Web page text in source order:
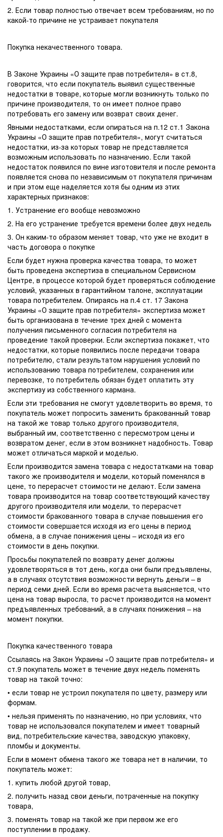
2. Если товар полностью отвечает всем требованиям, но по
какой-то причине не устраивает покупателя
Покупка некачественного товара.
В Законе Украины «О защите прав потребителя» в ст.8,
говорится, что если покупатель выявил существенные
недостатки в товаре, которые могли возникнуть только по
причине производителя, то он имеет полное право
потребовать его замену или возврат своих денег.
Явными недостатками, если опираться на п.12 ст.1 Закона
Украины «О защите прав потребителя», могут считаться
недостатки, из-за которых товар не представляется
возможным использовать по назначению. Если такой
недостаток появился по вине изготовителя и после ремонта
появляется снова по независимым от покупателя причинам
и при этом еще наделяется хотя бы одним из этих
характерных признаков:
1. Устранение его вообще невозможно
2. На его устранение требуется времени более двух недель
3. Он каким-то образом меняет товар, что уже не входит в
часть договора о покупке
Если будет нужна проверка качества товара, то может
быть проведена экспертиза в специальном Сервисном
Центре, в процессе которой будет проверяться соблюдение
условий, указанных в гарантийном талоне, эксплуатации
товара потребителем. Опираясь на п.4 ст. 17 Закона
Украины «О защите прав потребителя» экспертиза может
быть организована в течение трех дней с момента
получения письменного согласия потребителя на
проведение такой проверки. Если экспертиза покажет, что
недостатки, которые появились после передачи товара
потребителю, стали результатом нарушения условий по
использованию товара потребителем, сохранения или
перевозке, то потребитель обязан будет оплатить эту
экспертизу из собственного кармана.
Если эти требования не смогут удовлетворить во время, то
покупатель может попросить заменить бракованный товар
на такой же товар только другого производителя,
выбранный им, соответственно с пересмотром цены и
возвратом денег, если в этом возникнет надобность. Товар
может отличаться маркой и моделью.
Если производится замена товара с недостатками на товар
такого же производителя и модели, который поменялся в
цене, то перерасчет стоимости не делают. Если замена
товара производится на товар соответствующий качеству
другого производителя или модели, то перерасчет
стоимости бракованного товара в случае повышения его
стоимости совершается исходя из его цены в период
обмена, а в случае понижения цены – исходя из его
стоимости в день покупки.
Просьбы покупателей по возврату денег должны
удовлетворяться в тот день, когда они были предъявлены,
а в случаях отсутствия возможности вернуть деньги – в
период семи дней. Если во время расчета выясняется, что
цена на товар выросла, то расчет производится на момент
предъявленных требований, а в случаях понижения – на
момент покупки.
Покупка качественного товара
Ссылаясь на Закон Украины «О защите прав потребителя» и
ст.9 покупатель может в течение двух недель поменять
товар на такой точно:
• если товар не устроил покупателя по цвету, размеру или
формам.
• нельзя применять по назначению, но при условиях, что
товар не использовался покупателем и имеет товарный
вид, потребительские качества, заводскую упаковку,
пломбы и документы.
Если в момент обмена такого же товара нет в наличии, то
покупатель может:
1. купить любой другой товар,
2. получить назад свои деньги, потраченные на покупку
товара,
3. поменять товар на такой же при первом же его
поступлении в продажу.